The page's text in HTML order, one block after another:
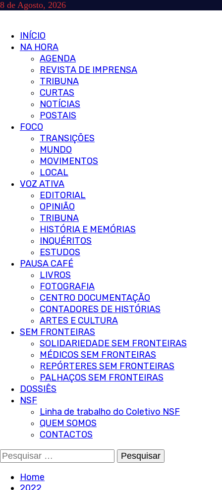
Skip
8 de Agosto, 2026
Primary
Menu
INÍCIO
NA HORA
AGENDA
REVISTA DE IMPRENSA
TRIBUNA
CURTAS
NOTÍCIAS
POSTAIS
FOCO
TRANSIÇÕES
MUNDO
MOVIMENTOS
LOCAL
VOZ ATIVA
EDITORIAL
OPINIÃO
TRIBUNA
HISTÓRIA E MEMÓRIAS
INQUÉRITOS
ESTUDOS
PAUSA CAFÉ
LIVROS
FOTOGRAFIA
CENTRO DOCUMENTAÇÃO
CONTADORES DE HISTÓRIAS
ARTES E CULTURA
SEM FRONTEIRAS
SOLIDARIEDADE SEM FRONTEIRAS
MÉDICOS SEM FRONTEIRAS
REPÓRTERES SEM FRONTEIRAS
PALHAÇOS SEM FRONTEIRAS
DOSSIÊS
NSF
Linha de trabalho do Coletivo NSF
QUEM SOMOS
CONTACTOS
Pesquisar
por:
Home